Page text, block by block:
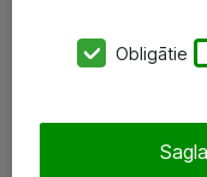
SIA „ATEA”
eShop@atea.lv
Obligātie